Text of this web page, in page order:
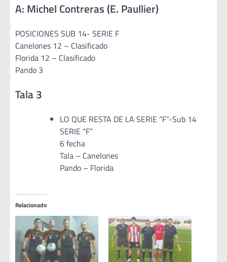
A: Michel Contreras (E. Paullier)
POSICIONES SUB 14- SERIE F
Canelones 12 – Clasificado
Florida 12 – Clasificado
Pando 3
Tala 3
LO QUE RESTA DE LA SERIE “F”-Sub 14
SERIE “F”
6 fecha
Tala – Canelones
Pando – Florida
Relacionado